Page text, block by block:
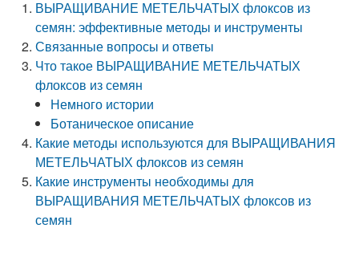
ВЫРАЩИВАНИЕ МЕТЕЛЬЧАТЫХ флоксов из
семян: эффективные методы и инструменты
Связанные вопросы и ответы
Что такое ВЫРАЩИВАНИЕ МЕТЕЛЬЧАТЫХ
флоксов из семян
Немного истории
Ботаническое описание
Какие методы используются для ВЫРАЩИВАНИЯ
МЕТЕЛЬЧАТЫХ флоксов из семян
Какие инструменты необходимы для
ВЫРАЩИВАНИЯ МЕТЕЛЬЧАТЫХ флоксов из
семян